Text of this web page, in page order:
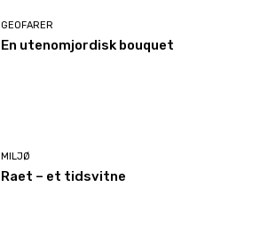
GEOFARER
En utenomjordisk bouquet
MILJØ
Raet – et tidsvitne